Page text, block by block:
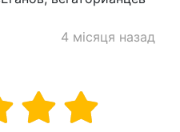
4 місяця назад